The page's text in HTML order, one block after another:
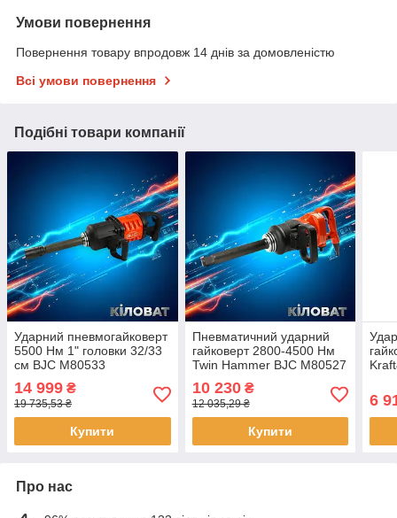
Умови повернення
Повернення товару впродовж 14 днів за домовленістю
Всі умови повернення
Подібні товари компанії
Ударний пневмогайковерт
5500 Нм 1" головки 32/33
см BJC M80533
пневматичний гайковерт з
високим крутним
моментом гайковерти
14 999 ₴
19 735,53 ₴
Купити
Пневматичний ударний
гайковерт 2800-4500 Нм
Twin Hammer BJC M80527
ударний гайковерт на СТО
пневмогайковерти для
автосервісу
10 230₴
12 035,29 ₴
Купити
6
Про нас